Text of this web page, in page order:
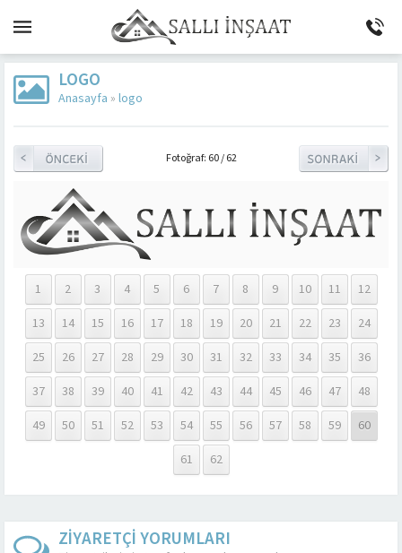
LOGO
Anasayfa » logo
Fotoğraf: 60 / 62
1 2 3 4 5 6 7 8 9 10 11
12
13
14 15 16 17 18 19 20 21 22 23
24
25
26 27 28 29 30 31 32 33 34 35
36
37
38 39 40 41 42 43 44 45 46 47
48
49
50 51 52 53 54 55 56 57 58 59
60
61
62
ZİYARETÇİ YORUMLARI